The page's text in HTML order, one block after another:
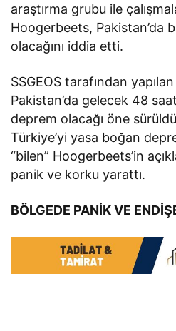
araştırma grubu ile
Hoogerbeets, Pakistan’da
olacağını iddia etti.
SSGEOS tarafından
Pakistan’da gelecek 48
deprem olacağı öne
Türkiye’yi yasa boğan
“bilen” Hoogerbeets’in
panik ve korku yarattı.
BÖLGEDE PANİK VE